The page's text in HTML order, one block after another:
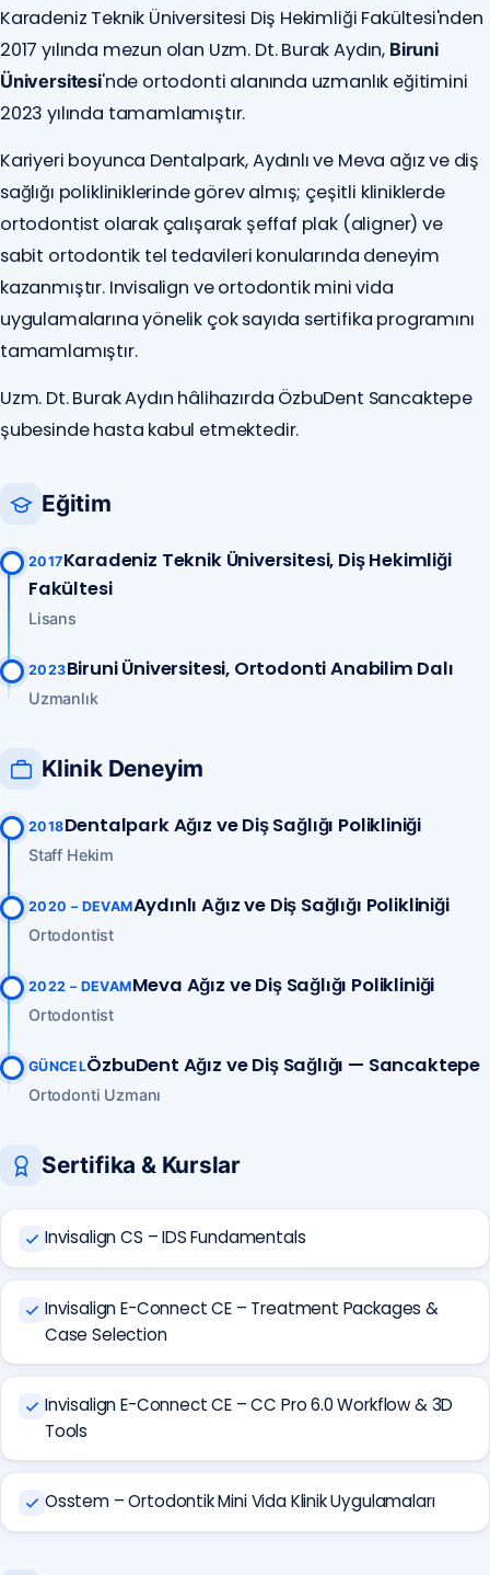
Karadeniz Teknik Üniversitesi Diş Hekimliği Fakültesi'nden
2017 yılında mezun olan Uzm. Dt. Burak Aydın, Biruni
Üniversitesi'nde ortodonti alanında uzmanlık eğitimini
2023 yılında tamamlamıştır.
Kariyeri boyunca Dentalpark, Aydınlı ve Meva ağız ve diş
sağlığı polikliniklerinde görev almış; çeşitli kliniklerde
ortodontist olarak çalışarak şeffaf plak (aligner) ve
sabit ortodontik tel tedavileri konularında deneyim
kazanmıştır. Invisalign ve ortodontik mini vida
uygulamalarına yönelik çok sayıda sertifika programını
tamamlamıştır.
Uzm. Dt. Burak Aydın hâlihazırda ÖzbuDent Sancaktepe
şubesinde hasta kabul etmektedir.
Eğitim
2017Karadeniz Teknik Üniversitesi, Diş Hekimliği
Fakültesi
Lisans
2023Biruni Üniversitesi, Ortodonti Anabilim Dalı
Uzmanlık
Klinik Deneyim
2018Dentalpark Ağız ve Diş Sağlığı Polikliniği
Staff Hekim
2020 – DEVAMAydınlı Ağız ve Diş Sağlığı Polikliniği
Ortodontist
2022 – DEVAMMeva Ağız ve Diş Sağlığı Polikliniği
Ortodontist
GÜNCELÖzbuDent Ağız ve Diş Sağlığı — Sancaktepe
Ortodonti Uzmanı
Sertifika & Kurslar
Invisalign CS – IDS Fundamentals
Invisalign E-Connect CE – Treatment Packages &
Case Selection
Invisalign E-Connect CE – CC Pro 6.0 Workflow & 3D
Tools
Osstem – Ortodontik Mini Vida Klinik Uygulamaları